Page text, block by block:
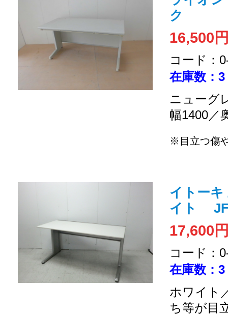
ク
16,500
コード：
在庫数：3
ニューグ
幅1400／
※目立つ傷
イトー
イト
17,600
コード：
在庫数：3
ホワイト
ち等が目